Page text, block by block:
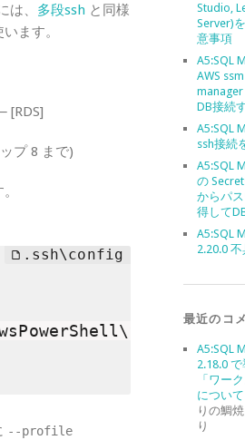
、 多段ssh と同様
ます。
[RDS]
プ 8 まで)
--profile
Studio,
Server)
意事項
A5:SQL
AWS
DB接続
A5:SQL
ssh接続
A5:SQL
の
からパ
得して
A5:SQL
2.20.0
最近のコ
A5:SQL
2.18.0
「ワー
について
りの鯛
り